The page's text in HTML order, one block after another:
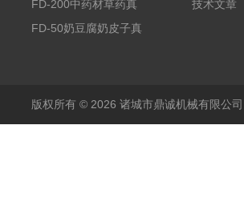
空冻干机
FD-200中药材草药真
空冻干机
FD-50奶豆腐奶皮子真
技术文章
版权所有 © 2026 诸城市鼎诚机械有限公司